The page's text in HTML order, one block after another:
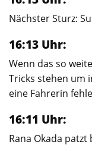
Nächster Sturz:
16:13 Uhr:
Wenn das so
Tricks stehen um
eine Fahrerin
16:11 Uhr:
Rana Okada patzt